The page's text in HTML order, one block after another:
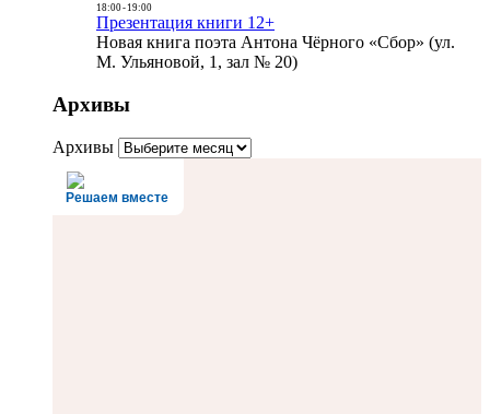
18:00- 19:00
Презентация книги 12+
Новая книга поэта Антона Чёрного «Сбор» (ул.
М. Ульяновой, 1, зал № 20)
Архивы
Архивы
Решаем вместе